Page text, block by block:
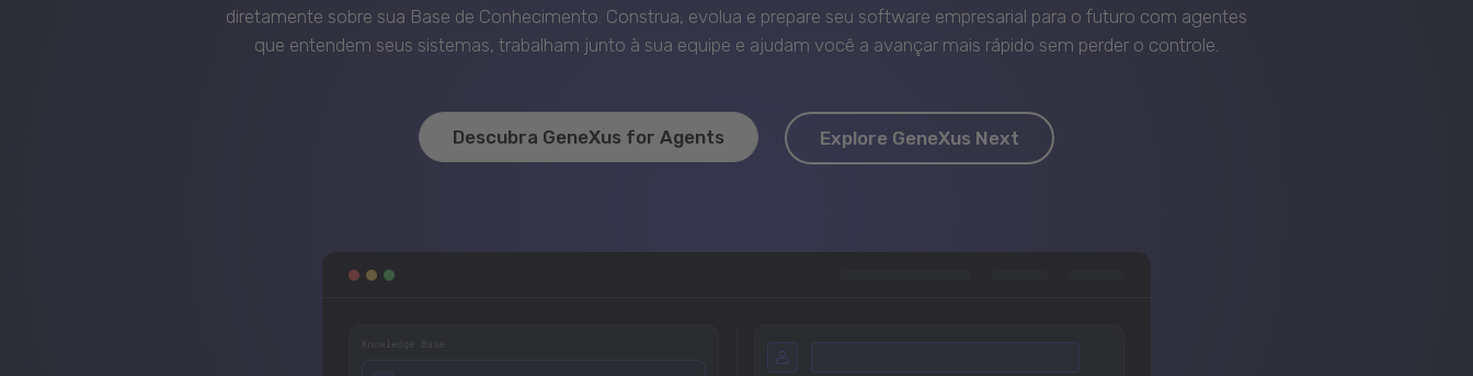
diretamente sobre sua Base de Conhecimento. Construa, evolua e prepare seu software empresarial para o futuro com agentes
que entendem seus sistemas, trabalham junto à sua equipe e ajudam você a avançar mais rápido sem perder o controle.
Descubra GeneXus for Agents Explore GeneXus Next